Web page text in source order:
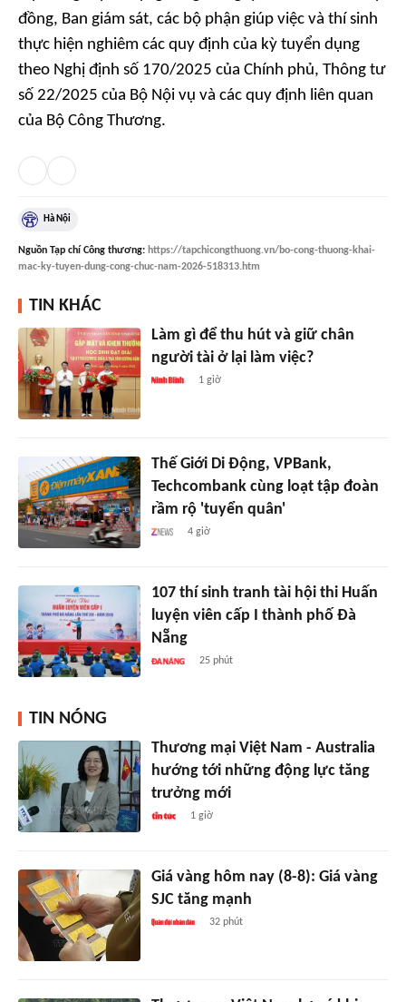
đồng, Ban giám sát, các bộ phận giúp việc và thí sinh
thực hiện nghiêm các quy định của kỳ tuyển dụng
theo Nghị định số 170/2025 của Chính phủ, Thông tư
số 22/2025 của Bộ Nội vụ và các quy định liên quan
của Bộ Công Thương.
Hà Nội
Nguồn Tạp chí Công thương: https://tapchicongthuong.vn/bo-cong-thuong-khai-
mac-ky-tuyen-dung-cong-chuc-nam-2026-518313.htm
TIN KHÁC
Làm gì để thu hút và giữ chân
người tài ở lại làm việc?
1 giờ
Thế Giới Di Động, VPBank,
Techcombank cùng loạt tập đoàn
rầm rộ 'tuyển quân'
4 giờ
107 thí sinh tranh tài hội thi Huấn
luyện viên cấp I thành phố Đà
Nẵng
25 phút
TIN NÓNG
Thương mại Việt Nam - Australia
hướng tới những động lực tăng
trưởng mới
1 giờ
Giá vàng hôm nay (8-8): Giá vàng
SJC tăng mạnh
32 phút